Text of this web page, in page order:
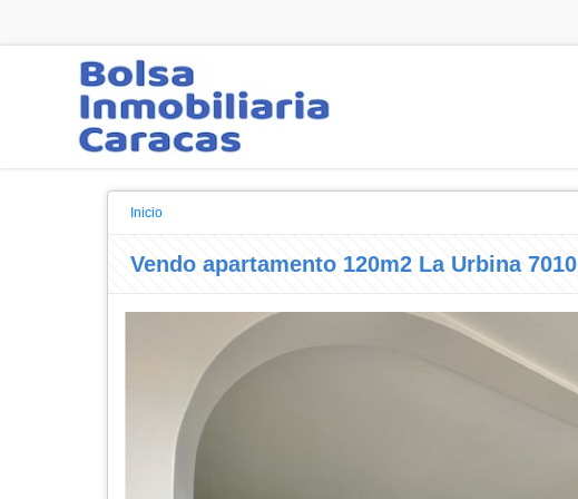
Inicio
Vendo apartamento 120m2 La Urbina 7010